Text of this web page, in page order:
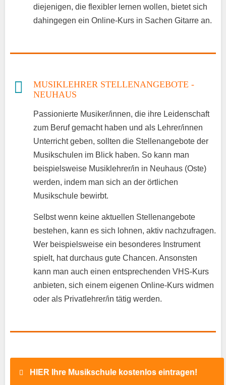
diejenigen, die flexibler lernen wollen, bietet sich
dahingegen ein Online-Kurs in Sachen Gitarre an.
MUSIKLEHRER STELLENANGEBOTE -
NEUHAUS
Passionierte Musiker/innen, die ihre Leidenschaft
zum Beruf gemacht haben und als Lehrer/innen
Unterricht geben, sollten die Stellenangebote der
Musikschulen im Blick haben. So kann man
beispielsweise Musiklehrer/in in Neuhaus (Oste)
werden, indem man sich an der örtlichen
Musikschule bewirbt.
Selbst wenn keine aktuellen Stellenangebote
bestehen, kann es sich lohnen, aktiv nachzufragen.
Wer beispielsweise ein besonderes Instrument
spielt, hat durchaus gute Chancen. Ansonsten
kann man auch einen entsprechenden VHS-Kurs
anbieten, sich einem eigenen Online-Kurs widmen
oder als Privatlehrer/in tätig werden.
HIER Ihre Musikschule kostenlos eintragen!